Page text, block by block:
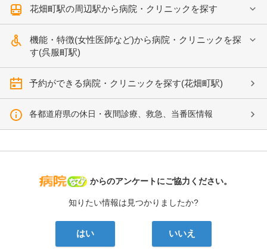
花畑町駅の周辺駅から病院・クリニックを探す
機能・特徴(女性医師など)から病院・クリニックを探
す(呉服町駅)
予約ができる病院・クリニックを探す(花畑町駅)
各都道府県の休日・夜間診療、救急、当番医情報
病院なび
からのアンケートにご協力ください。
知りたい情報は見つかりましたか?
はい いいえ